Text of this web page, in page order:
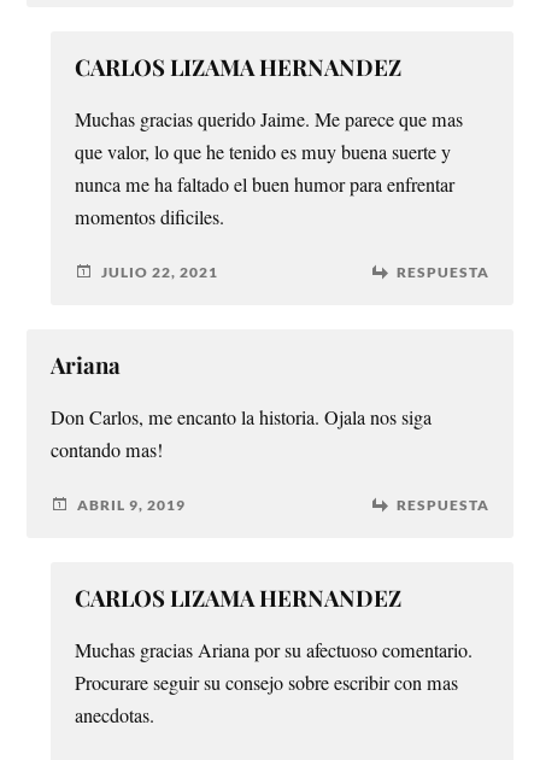
CARLOS LIZAMA HERNANDEZ
Muchas gracias querido Jaime. Me parece que mas
que valor, lo que he tenido es muy buena suerte y
nunca me ha faltado el buen humor para enfrentar
momentos dificiles.
JULIO 22, 2021 RESPUESTA
Ariana
Don Carlos, me encanto la historia. Ojala nos siga
contando mas!
ABRIL 9, 2019 RESPUESTA
CARLOS LIZAMA HERNANDEZ
Muchas gracias Ariana por su afectuoso comentario.
Procurare seguir su consejo sobre escribir con mas
anecdotas.